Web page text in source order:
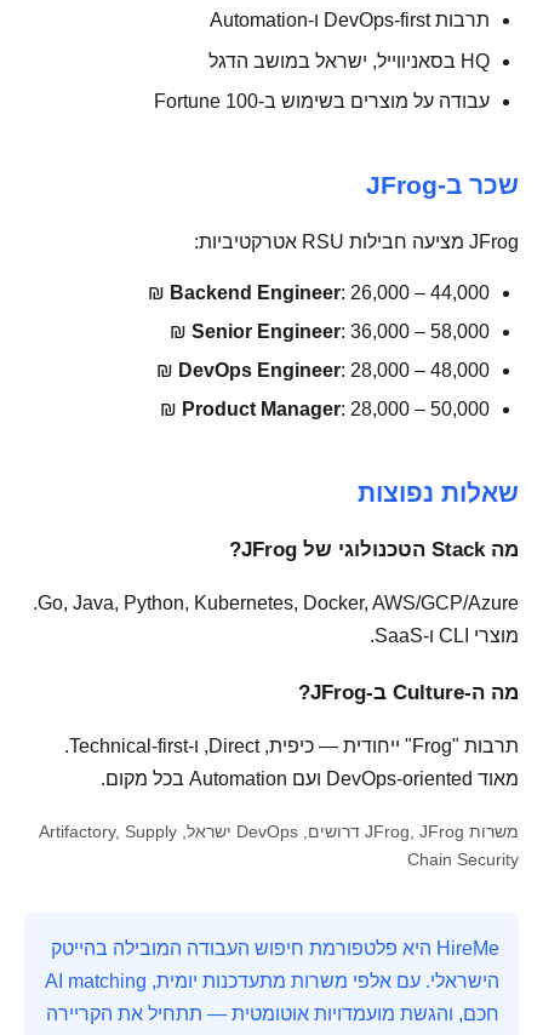
תרבות DevOps-first ו-Automation
HQ בסאניווייל, ישראל במושב הדגל
עבודה על מוצרים בשימוש ב-Fortune 100
שכר ב-JFrog
JFrog מציעה חבילות RSU אטרקטיביות:
Backend Engineer: 26,000 – 44,000 ₪
Senior Engineer: 36,000 – 58,000 ₪
DevOps Engineer: 28,000 – 48,000 ₪
Product Manager: 28,000 – 50,000 ₪
שאלות נפוצות
מה Stack הטכנולוגי של JFrog?
Go, Java, Python, Kubernetes, Docker, AWS/GCP/Azure.
מוצרי CLI ו-SaaS.
מה ה-Culture ב-JFrog?
תרבות "Frog" ייחודית — כיפית, Direct, ו-Technical-first.
מאוד DevOps-oriented ועם Automation בכל מקום.
משרות JFrog, JFrog דרושים, DevOps ישראל, Artifactory, Supply
Chain Security
HireMe היא פלטפורמת חיפוש העבודה המובילה בהייטק
הישראלי. עם אלפי משרות מתעדכנות יומית, AI matching
חכם, והגשת מועמדויות אוטומטית — תתחיל את הקריירה